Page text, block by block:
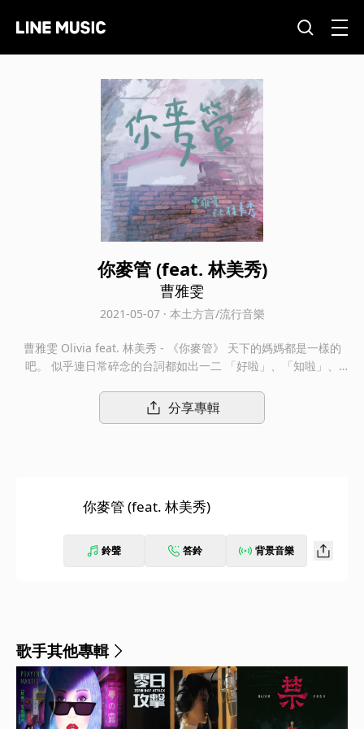
你麥管 (feat. 林美秀)
曹雅雯
2021-05-07 · 本土方言/流行音樂
曹雅雯 Olivia feat. 林美秀 - 《你麥管》 天下的媽媽都是一樣的
吧。 似乎連日常碎念的台詞都如出一二 「好啦」、「知啦」、
經叛逆不受控的青春，媽媽各種關切囉嗦，那都是出自血濃於水、
無法割捨的親情。 5/9母親節限定全新創作單曲 金曲歌后 曹雅雯f.
分享專輯
你麥管 (feat. 林美秀)
鈴聲 答鈴 背景音樂
歌手其他專輯